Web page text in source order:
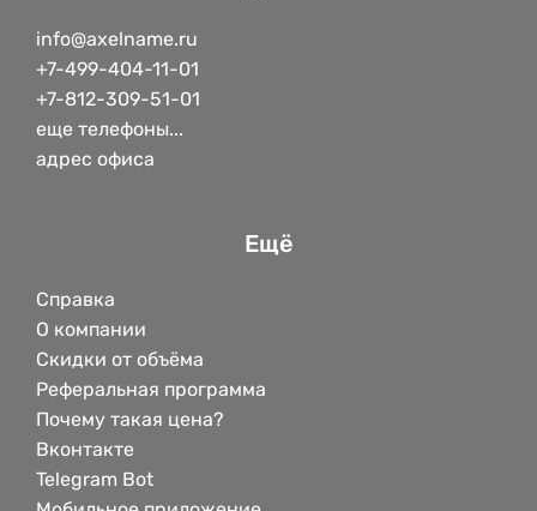
info@axelname.ru
+7-499-404-11-01
+7-812-309-51-01
еще телефоны...
адрес офиса
Ещё
Справка
О компании
Скидки от объёма
Реферальная программа
Почему такая цена?
Вконтакте
Telegram Bot